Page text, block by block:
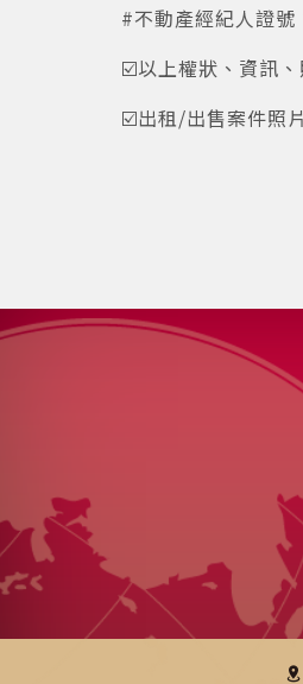
#不動產經紀人證
☑️以上權狀、資訊
☑️出租/出售案件照